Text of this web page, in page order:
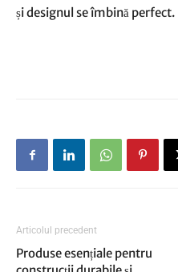
și designul se îmbină perfect.
Articolul precedent
Produse esențiale pentru